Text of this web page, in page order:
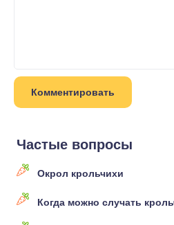
Частые вопросы
Окрол крольчихи
Когда можно случать